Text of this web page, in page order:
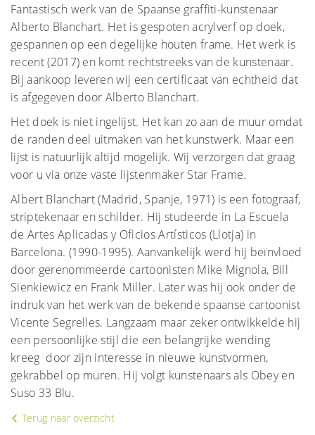
Fantastisch werk van de Spaanse graffiti-kunstenaar
Alberto Blanchart. Het is gespoten acrylverf op doek,
gespannen op een degelijke houten frame. Het werk is
recent (2017) en komt rechtstreeks van de kunstenaar.
Bij aankoop leveren wij een certificaat van echtheid dat
is afgegeven door Alberto Blanchart.
Het doek is niet ingelijst. Het kan zo aan de muur omdat
de randen deel uitmaken van het kunstwerk. Maar een
lijst is natuurlijk altijd mogelijk. Wij verzorgen dat graag
voor u via onze vaste lijstenmaker Star Frame.
Albert Blanchart (Madrid, Spanje, 1971) is een fotograaf,
striptekenaar en schilder. Hij studeerde in La Escuela
de Artes Aplicadas y Oficios Artísticos (Llotja) in
Barcelona. (1990-1995). Aanvankelijk werd hij beïnvloed
door gerenommeerde cartoonisten Mike Mignola, Bill
Sienkiewicz en Frank Miller. Later was hij ook onder de
indruk van het werk van de bekende spaanse cartoonist
Vicente Segrelles. Langzaam maar zeker ontwikkelde hij
een persoonlijke stijl die een belangrijke wending
kreeg door zijn interesse in nieuwe kunstvormen,
gekrabbel op muren. Hij volgt kunstenaars als Obey en
Suso 33 Blu.
Terug naar overzicht